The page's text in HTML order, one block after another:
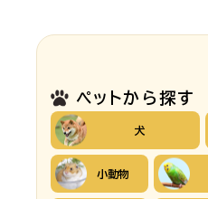
ペットから探す
犬
小動物